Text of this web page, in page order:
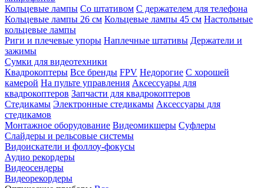
Кольцевые лампы Со штативом C держателем для телефона
Кольцевые лампы 26 см Кольцевые лампы 45 см Настольные
кольцевые лампы
Риги и плечевые упоры Наплечные штативы Держатели и
зажимы
Сумки для видеотехники
Квадрокоптеры Все бренды FPV Недорогие С хорошей
камерой На пульте управления Аксессуары для
квадрокоптеров Запчасти для квадрокоптеров
Стедикамы Электронные стедикамы Аксессуары для
стедикамов
Монтажное оборудование Видеомикшеры Суфлеры
Слайдеры и рельсовые системы
Видоискатели и фоллоу-фокусы
Аудио рекордеры
Видеосендеры
Видеорекордеры